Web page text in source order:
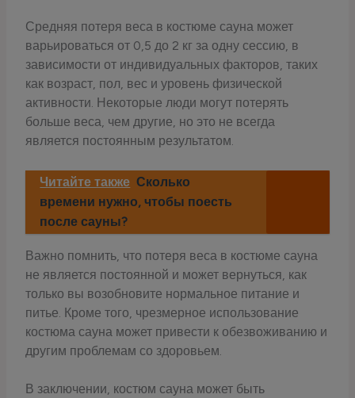
Средняя потеря веса в костюме сауна может
варьироваться от 0,5 до 2 кг за одну сессию, в
зависимости от индивидуальных факторов, таких
как возраст, пол, вес и уровень физической
активности. Некоторые люди могут потерять
больше веса, чем другие, но это не всегда
является постоянным результатом.
Читайте также Сколько
времени нужно, чтобы поесть
после сауны?
Важно помнить, что потеря веса в костюме сауна
не является постоянной и может вернуться, как
только вы возобновите нормальное питание и
питье. Кроме того, чрезмерное использование
костюма сауна может привести к обезвоживанию и
другим проблемам со здоровьем.
В заключении, костюм сауна может быть